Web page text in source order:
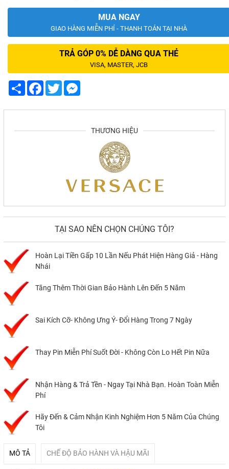
MUA NGAY
GIAO HÀNG MIỄN PHÍ - THANH TOÁN TẠI NHÀ
TRẢ GÓP 0% DỄ DÀNG QUA THẺ
VISA, MASTER, JCB
ShareFacebook
Twitter
THƯƠNG HIỆU
TẠI SAO NÊN CHỌN CHÚNG TÔI?
Hoàn Lại Tiền Gấp 10 Lần Nếu Phát Hiện Hàng Giả - Hàng
Nhái
Tăng Thêm Thời Gian Bảo Hành Lên Đến 5 Năm
Sai Kích Cỡ- Không Ưng Ý- Đổi Hàng Trong 7 Ngày
Thay Pin Miễn Phí Suốt Đời - Không Còn Lo Hết Pin Nữa
Nhận Hàng & Trả Tền - Ngay Tại Nhà Bạn. Hoàn Toàn Miễn
Phí
Hãy Đến & Cảm Nhận Kinh Nghiệm Hơn 5 Năm Của Chúng
Tôi
MÔ TẢ CHẾ ĐỘ BẢO HÀNH VÀ HẬU MÃI